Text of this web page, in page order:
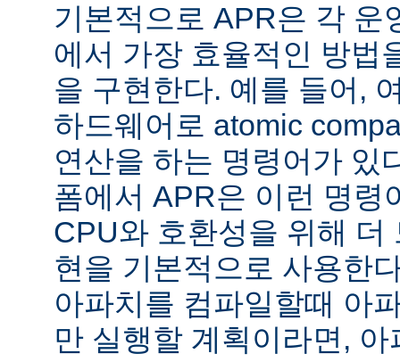
기본적으로 APR은 각 운
에서 가장 효율적인 방법
을 구현한다. 예를 들어,
하드웨어로 atomic
연산을 하는 명령어가 있
폼에서 APR은 이런 명령
CPU와 호환성을 위해 더
현을 기본적으로 사용한
아파치를 컴파일할때 아
만 실행할 계획이라면,